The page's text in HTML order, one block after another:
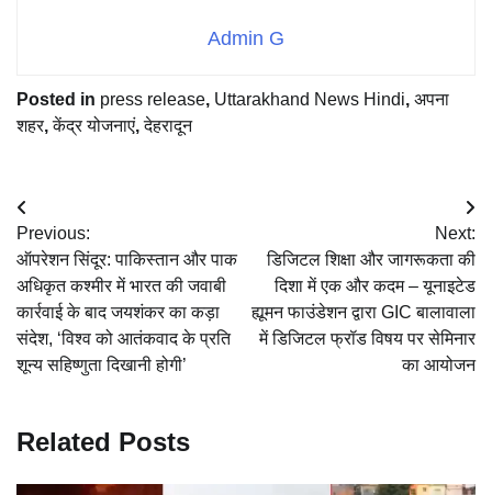
Admin G
Posted in press release, Uttarakhand News Hindi, अपना
शहर,केंद्र योजनाएं,देहरादून
Post
navigation
Previous:
ऑपरेशन सिंदूर: पाकिस्तान और पाक
अधिकृत कश्मीर में भारत की जवाबी
कार्रवाई के बाद जयशंकर का कड़ा
संदेश, ‘विश्व को आतंकवाद के प्रति
शून्य सहिष्णुता दिखानी होगी’
Next:
डिजिटल शिक्षा और जागरूकता की
दिशा में एक और कदम – यूनाइटेड
ह्यूमन फाउंडेशन द्वारा GIC बालावाला
में डिजिटल फ्रॉड विषय पर सेमिनार
का आयोजन
Related Posts